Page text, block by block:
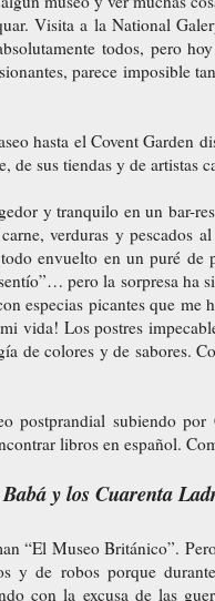
Visita a la National
todos, pero
parece imposible
hasta el Covent Garden
de sus tiendas y de artistas
y tranquilo en un bar-
verduras y pescados
envuelto en un puré de
pero la sorpresa ha
especias picantes que
vida! Los postres
de colores y de sabores.
postprandial subiendo
libros en español.
y los Cuarenta
“El Museo Británico”.
y de robos porque
con la excusa de las